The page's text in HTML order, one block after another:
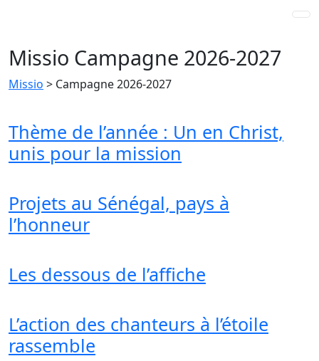
Missio Campagne 2026-2027
Missio > Campagne 2026-2027
Thème de l’année : Un en Christ,
unis pour la mission
Projets au Sénégal, pays à
l’honneur
Les dessous de l’affiche
L’action des chanteurs à l’étoile
rassemble